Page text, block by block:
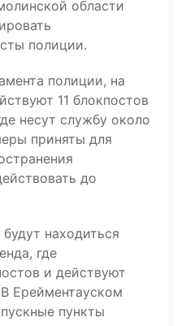
области
полиции.
полиции, на
11 блокпостов
несут службу около
приняты для
до
находиться
где
и действуют
Ерейментауском
пункты